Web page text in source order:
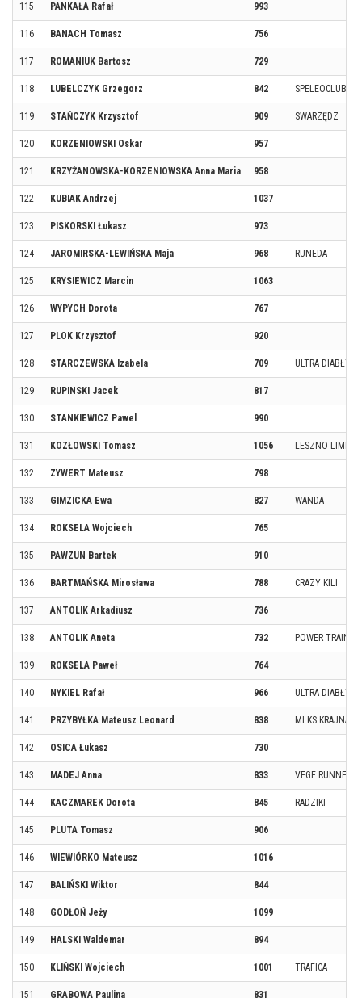
115 PANKAŁA Rafał 993
116 BANACH Tomasz 756
117 ROMANIUK Bartosz 729
118 LUBELCZYK Grzegorz 842 SPELEOCLUB
119 STAŃCZYK Krzysztof 909 SWARZĘDZ
120 KORZENIOWSKI Oskar 957
121 KRZYŻANOWSKA-KORZENIOWSKA Anna Maria 958
122 KUBIAK Andrzej 1037
123 PISKORSKI Łukasz 973
124 JAROMIRSKA-LEWIŃSKA Maja 968 RUNEDA
125 KRYSIEWICZ Marcin 1063
126 WYPYCH Dorota 767
127 PLOK Krzysztof 920
128 STARCZEWSKA Izabela 709 ULTRA DIABŁY
129 RUPINSKI Jacek 817
130 STANKIEWICZ Pawel 990
131 KOZŁOWSKI Tomasz 1056 LESZNO LIMITS
132 ZYWERT Mateusz 798
133 GIMZICKA Ewa 827 WANDA
134 ROKSELA Wojciech 765
135 PAWZUN Bartek 910
136 BARTMAŃSKA Mirosława 788 CRAZY KILI
137 ANTOLIK Arkadiusz 736
138 ANTOLIK Aneta 732 POWER
139 ROKSELA Paweł 764
140 NYKIEL Rafał 966 ULTRA DIABŁY
141 PRZYBYŁKA Mateusz Leonard 838 MLKS KRAJNA
142 OSICA Łukasz 730
143 MADEJ Anna 833 VEGE RUNNERS
144 KACZMAREK Dorota 845 RADZIKI
145 PLUTA Tomasz 906
146 WIEWIÓRKO Mateusz 1016
147 BALIŃSKI Wiktor 844
148 GODŁOŃ Jeży 1099
149 HALSKI Waldemar 894
150 KLIŃSKI Wojciech 1001 TRAFICA
151 GRABOWA Paulina 831